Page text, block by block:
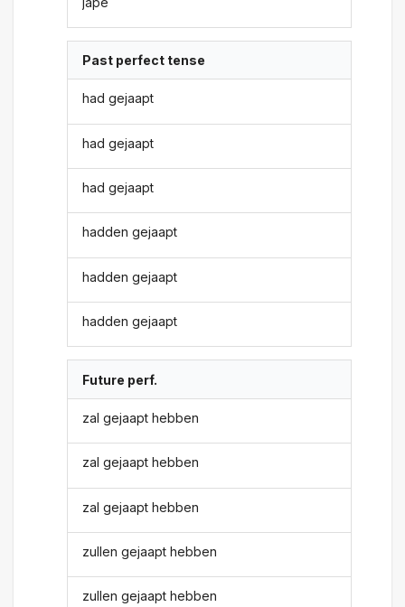
Past perfect tense
had gejaapt
had gejaapt
had gejaapt
hadden gejaapt
hadden gejaapt
hadden gejaapt
Future perf.
zal gejaapt hebben
zal gejaapt hebben
zal gejaapt hebben
zullen gejaapt hebben
zullen gejaapt hebben